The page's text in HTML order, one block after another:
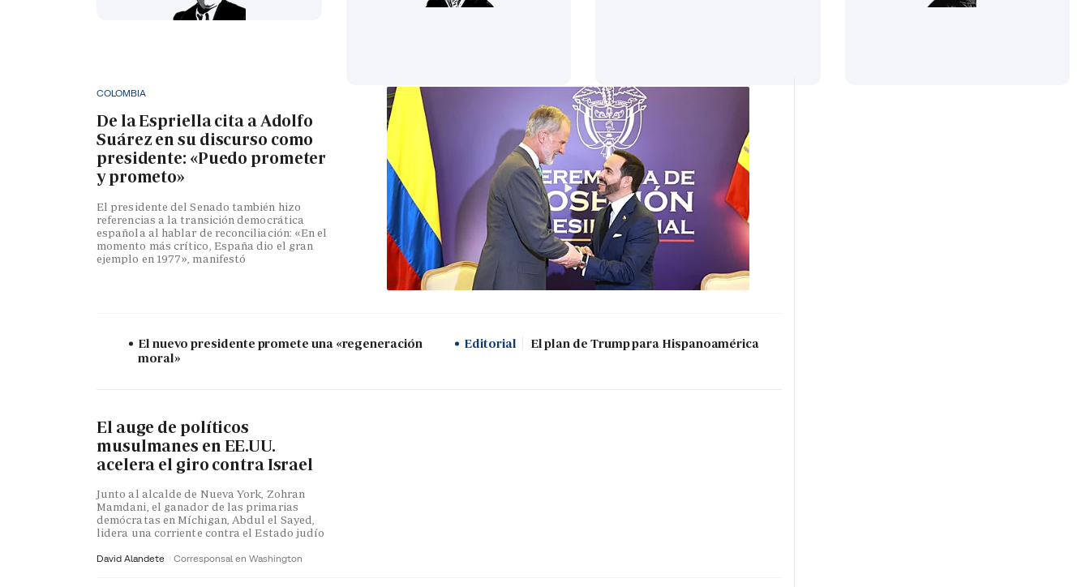
COLOMBIA
De la Espriella cita a Adolfo
Suárez en su discurso como
presidente: «Puedo prometer
y prometo»
El presidente del Senado también hizo
referencias a la transición democrática
española al hablar de reconciliación: «En el
momento más crítico, España dio el gran
ejemplo en 1977», manifestó
El nuevo presidente promete una «regeneración
moral»
Editorial El plan de Trump para Hispanoamérica
El auge de políticos
musulmanes en EE.UU.
acelera el giro contra Israel
Junto al alcalde de Nueva York, Zohran
Mamdani, el ganador de las primarias
demócratas en Míchigan, Abdul el Sayed,
lidera una corriente contra el Estado judío
David Alandete Corresponsal en Washington